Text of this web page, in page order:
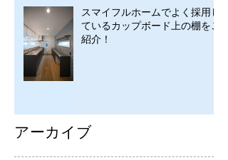
スマイフルホームでよく採用し
ているカップボード上の棚をご
紹介！
アーカイブ